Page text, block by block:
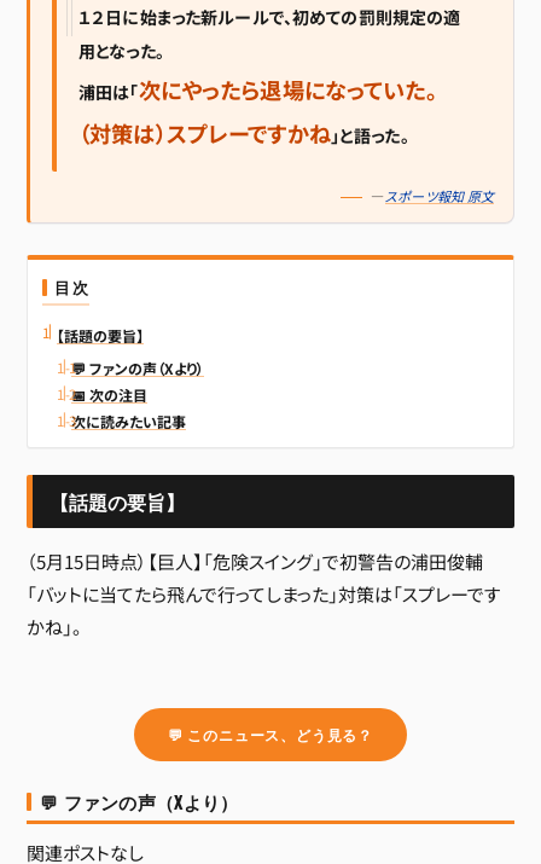
１２日に始まった新ルールで、初めての罰則規定の適
用となった。
浦田は「次にやったら退場になっていた。
（対策は）スプレーですかね」と語った。
—スポーツ報知 原文
目次
【話題の要旨】
💬 ファンの声（Xより）
📅 次の注目
次に読みたい記事
【話題の要旨】
（5月15日時点）【巨人】「危険スイング」で初警告の浦田俊輔
「バットに当てたら飛んで行ってしまった」対策は「スプレーです
かね」。
💬 このニュース、どう見る？
💬 ファンの声（Xより）
関連ポストなし